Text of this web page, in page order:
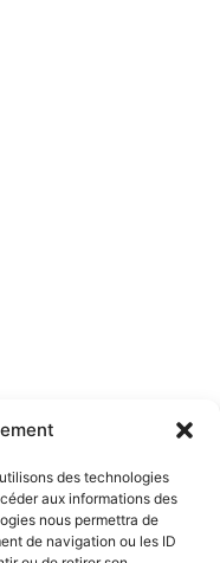
des technologies
aux informations des
nous permettra de
de navigation ou les ID